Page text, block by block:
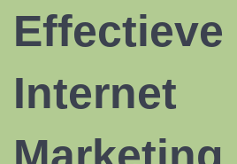
Effectieve
Internet